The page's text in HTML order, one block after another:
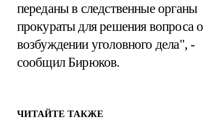
переданы в следственные органы
прокураты для решения вопроса о
возбуждении уголовного дела", -
сообщил Бирюков.
ЧИТАЙТЕ ТАКЖЕ